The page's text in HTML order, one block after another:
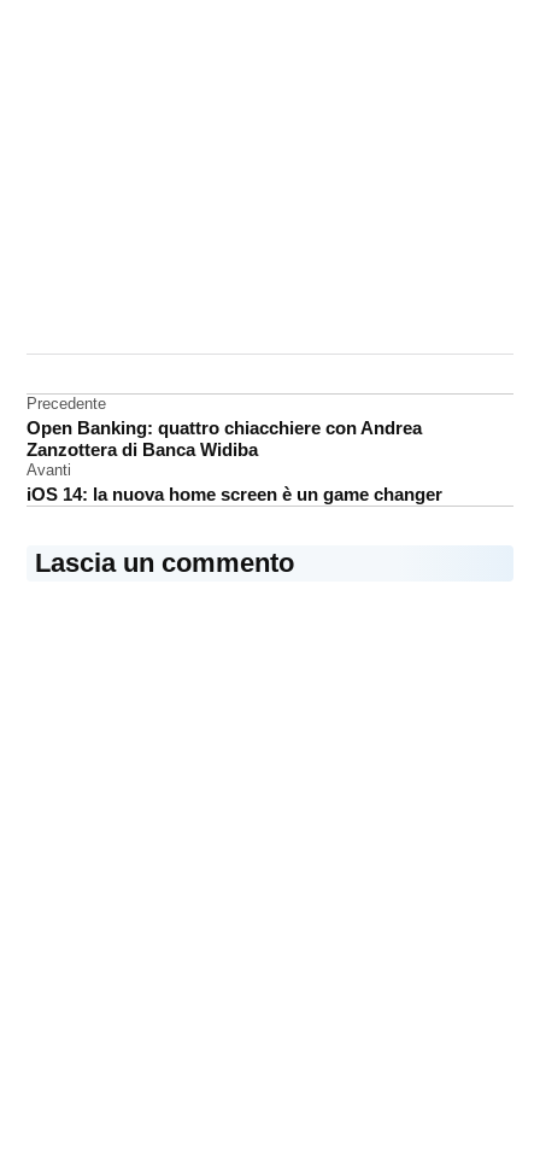
Award
Navigazione
articoli
Precedente
Open Banking: quattro chiacchiere con Andrea
Zanzottera di Banca Widiba
Avanti
iOS 14: la nuova home screen è un game changer
Lascia un commento